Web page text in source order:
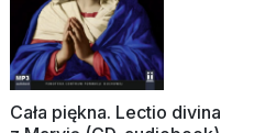
Cała piękna. Lectio divina